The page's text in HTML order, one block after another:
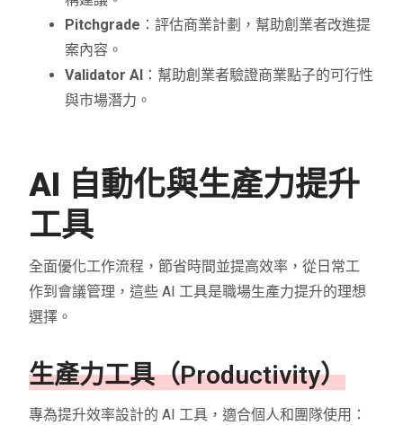
Pitchgrade ：評估商業計劃，幫助創業者改進提
案內容。
Validator AI ：幫助創業者驗證商業點子的可行性
與市場潛力。
AI 自動化與生產力提升
工具
全面優化工作流程，節省時間並提高效率，從日常工
作到會議管理，這些 AI 工具是職場生產力提升的理想
選擇。
生產力工具（Productivity）
專為提升效率設計的 AI 工具，適合個人和團隊使用：